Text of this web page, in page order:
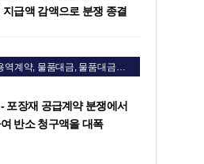
급액 감액으로 분쟁 종결
기업자문, 계약서, 용역계약, 물품대금, 물품대금청구소송
포장재 공급계약 분쟁에서
반소 청구액을 대폭